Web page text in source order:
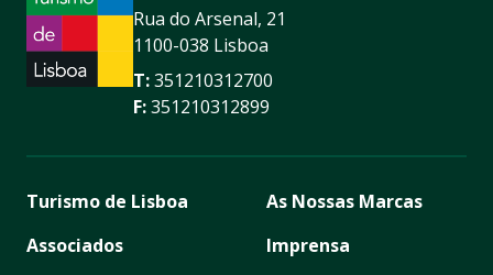
Rua do Arsenal, 21
1100-038 Lisboa
T:351210312700
F:351210312899
Turismo de Lisboa
Associados
As Nossas Marcas
Imprensa